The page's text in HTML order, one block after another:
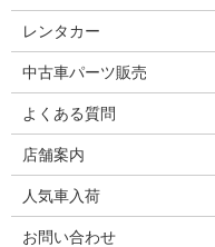
レンタカー
中古車パーツ販売
よくある質問
店舗案内
人気車入荷
お問い合わせ